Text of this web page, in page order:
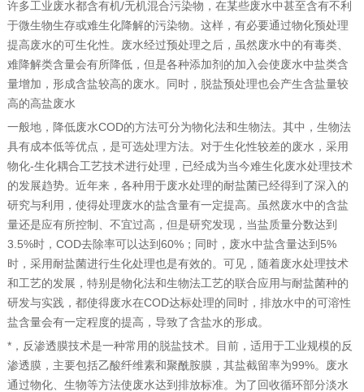
许多工业废水都含有机/无机混合污染物，在某些废水中甚至含有不利
于微生物生存或难生化降解的污染物。这样，有必要通过物化预处理
提高废水的可生化性。废水经过预处理之后，虽然废水中的有毒类、
难降解类含量会有所降低，但是各种添加剂的加入会使废水中盐类含
量增加，形成含盐较高的废水。同时，脱盐预处理也会产生含盐量较
高的高盐废水
一般地，降低废水COD的方法可分为物化法和生物法。其中，生物法
具有成本低等优点，是可选处理方法。对于生化性较差的废水，采用
物化-生化耦合工艺技术进行处理，已经成为当今难生化废水处理技术
的发展趋势。近年来，各种用于废水处理的耐盐菌已经得到了深入的
研究与利用，使得处理废水的盐含量有一定提高。虽然废水中的含盐
量还是应有所控制、不宜过高，但是研究发现，当盐质量分数达到
3.5%时，COD去除率可以达到60%；同时，废水中盐含量达到5%
时，采用耐盐菌进行生化处理也是有效的。可见，随着废水处理技术
和工艺的发展，特别是物化法和生物法工艺的联合应用与耐盐菌种的
研发与实践，都使得废水在COD达标处理的同时，排放水中的可溶性
盐含量会有一定程度的提高，导致了含盐水的形成。
*，反渗透膜技术是一种常用的脱盐技术。目前，适用于工业规模的反
渗透膜，主要包括乙酸纤维素和聚酰胺膜，其盐截留率为99%。废水
通过物化、生物等方法使废水达到排放标准。为了回收循环部分淡水